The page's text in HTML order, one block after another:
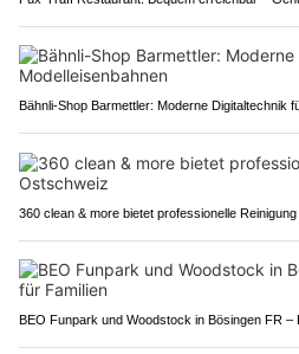
Bähnli-Shop Barmettler: Moderne Digitaltechnik
360 clean & more bietet professionelle
BEO Funpark und Woodstock in Bösingen FR –